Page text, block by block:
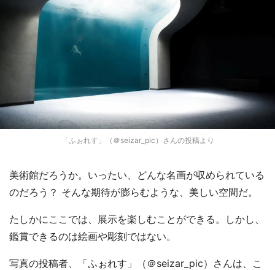
「ふぉれす」（＠seizar_pic）さんの投稿より
美術館だろうか。いったい、どんな名画が収められている
のだろう？ そんな期待が膨らむような、美しい空間だ。
たしかにここでは、展示を楽しむことができる。しかし、
鑑賞できるのは絵画や彫刻ではない。
写真の投稿者、「ふぉれす」（＠seizar_pic）さんは、こ